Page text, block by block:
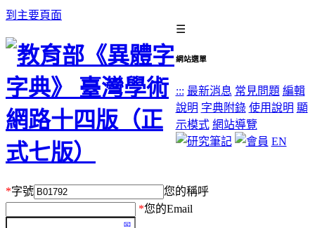
到主要頁面
☰
網站選單
::: 最新消息 常見問題 編輯
說明 字典附錄 使用說明 顯
示模式 網站導覽
EN
*字號
您的稱呼
*您的Email